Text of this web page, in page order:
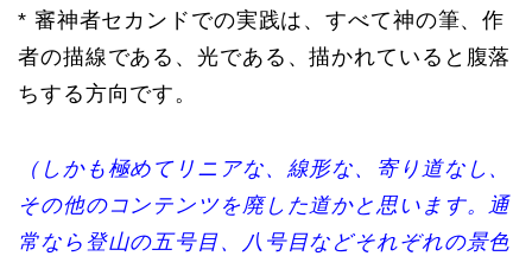
* 審神者セカンドでの実践は、すべて神の筆、作
者の描線である、光である、描かれていると腹落
ちする方向です。
（しかも極めてリニアな、線形な、寄り道なし、
その他のコンテンツを廃した道かと思います。通
常なら登山の五号目、八号目などそれぞれの景色